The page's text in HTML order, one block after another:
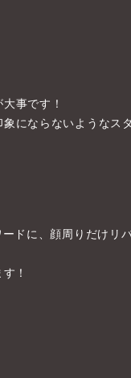
事です！
にならないようなス
ドに、顔周りだけリ
！